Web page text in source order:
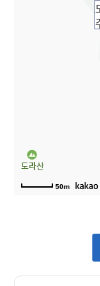
50m